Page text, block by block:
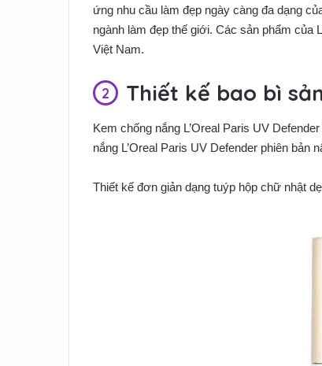
ứng nhu cầu làm đẹp ngày càng đa dạng
ngành làm đẹp thế giới. Các sản phẩm của
Việt Nam.
Thiết kế bao bì
Kem chống nắng L’Oreal Paris UV
nắng L’Oreal Paris UV Defender phiên bản
Thiết kế đơn giản dạng tuýp hộp chữ nhật